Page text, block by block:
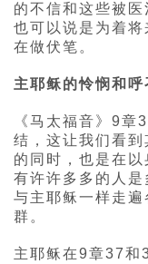
的不信和这些被医
也可以说是为着
在做伏笔。
主耶稣的怜悯和
《马太福音》9
结，这让我们看
的同时，也是在
有许许多多的人是
与主耶稣一样走
群。
主耶稣在9章37和